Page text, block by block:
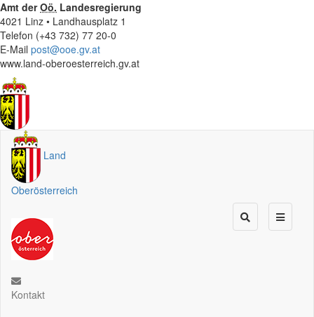
Amt derOö. Landesregierung
4021 Linz • Landhausplatz 1
Telefon (+43 732) 77 20-0
E-Mail post@ooe.gv.at
www.land-oberoesterreich.gv.at
Land
Oberösterreich
Kontakt